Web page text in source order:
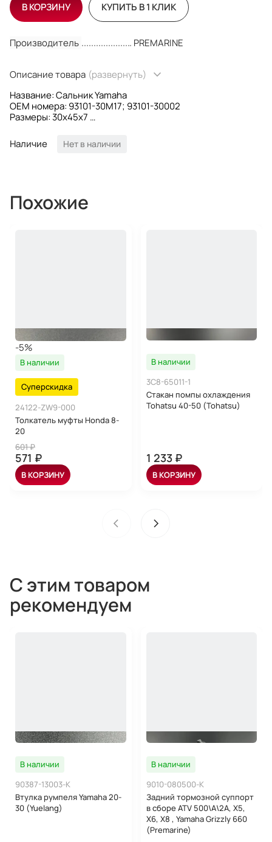
Производитель PREMARINE
Описание товара (развернуть)
Название: Сальник Yamaha
OEM номера: 93101-30M17; 93101-30002
Размеры: 30x45x7
Наличие
Нет в наличии
В КОРЗИНУ КУПИТЬ В 1 КЛИК
Похожие
-5%
В наличии
Суперскидка
24122-ZW9-000
Толкатель муфты Honda 8-
20
601 ₽
571 ₽
В КОРЗИНУ
В наличии
3C8-65011-1
Стакан помпы охлаждения
Tohatsu 40-50 (Tohatsu)
1 233 ₽
В КОРЗИНУ
С этим товаром
рекомендуем
В наличии
90387-13003-K
Втулка румпеля Yamaha 20-
30 (Yuelang)
В наличии
9010-080500-K
Задний тормозной суппорт
в сборе ATV 500\A\2A, Х5,
Х6, Х8 , Yamaha Grizzly 660
(Premarine)